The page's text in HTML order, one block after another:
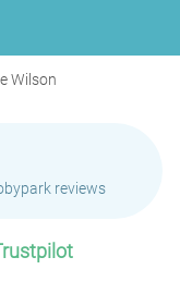
Wilson
reviews